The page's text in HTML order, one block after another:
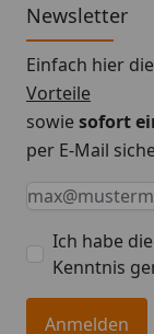
Newsletter
Einfach hier
Vorteile
sowiesofort
per E-Mail
Keine
Eingabe
E-Mail *
Ich habe die
Kenntnis
Anmelden